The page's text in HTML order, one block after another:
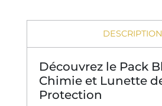
DESCRIPTION
Découvrez le Pack
Chimie et Lunette
Protection